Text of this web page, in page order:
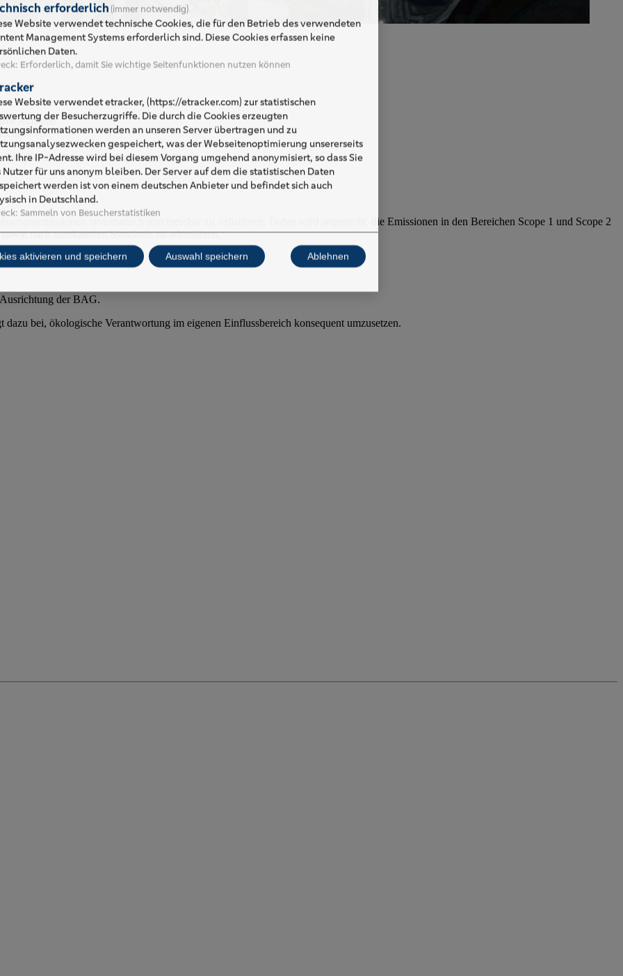
Antriebe
nachhaltig zu senken.
systematisch und messbar zu reduzieren. Dabei wird angestrebt, die Emissionen in den Bereichen Scope 1 und Scope 2
nach anerkannten Standards zu adressieren.
der BAG.
bei, ökologische Verantwortung im eigenen Einflussbereich konsequent umzusetzen.
erforderlich (immer notwendig)
Website verwendet technische Cookies, die für den Betrieb des verwendeten
Management Systems erforderlich sind. Diese Cookies erfassen keine
Daten.
: Erforderlich, damit Sie wichtige Seitenfunktionen nutzen können
Website verwendet etracker, (https://etracker.com) zur statistischen
der Besucherzugriffe. Die durch die Cookies erzeugten
werden an unseren Server übertragen und zu
gespeichert, was der Webseitenoptimierung unsererseits
Ihre IP-Adresse wird bei diesem Vorgang umgehend anonymisiert, so dass Sie
Nutzer für uns anonym bleiben. Der Server auf dem die statistischen Daten
werden ist von einem deutschen Anbieter und befindet sich auch
in Deutschland.
: Sammeln von Besucherstatistiken
aktivieren und speichern Auswahl speichern Ablehnen